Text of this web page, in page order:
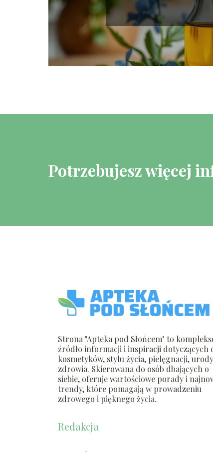
Potrzebujesz więcej
Strona "Apteka pod Słońcem" to
źródło informacji i inspiracji dotyczących
kosmetyków, stylu życia, pielęgnacji,
zdrowia. Skierowana do osób dbających o
siebie, oferuje wartościowe porady i
trendy, które pomagają w prowadzeniu
zdrowego i pięknego życia.
Redakcja